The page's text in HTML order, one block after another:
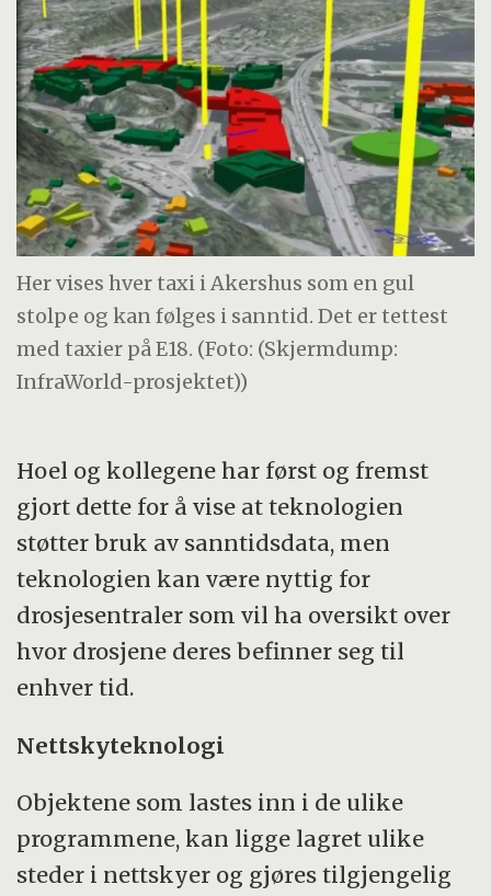
Her vises hver taxi i Akershus som en gul
stolpe og kan følges i sanntid. Det er tettest
med taxier på E18. (Foto: (Skjermdump:
InfraWorld-prosjektet))
Hoel og kollegene har først og fremst
gjort dette for å vise at teknologien
støtter bruk av sanntidsdata, men
teknologien kan være nyttig for
drosjesentraler som vil ha oversikt over
hvor drosjene deres befinner seg til
enhver tid.
Nettskyteknologi
Objektene som lastes inn i de ulike
programmene, kan ligge lagret ulike
steder i nettskyer og gjøres tilgjengelig